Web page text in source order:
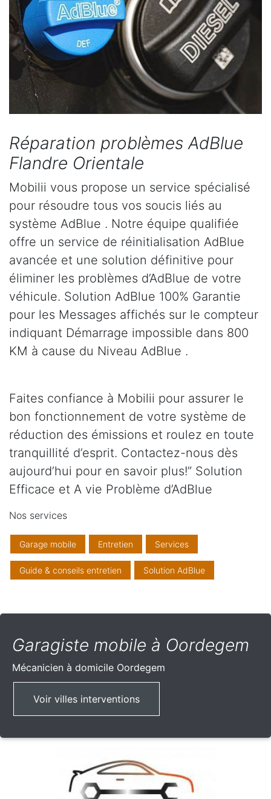
Réparation problèmes AdBlue
Flandre Orientale
Mobilii vous propose un service spécialisé
pour résoudre tous vos soucis liés au
système AdBlue . Notre équipe qualifiée
offre un service de réinitialisation AdBlue
avancée et une solution définitive pour
éliminer les problèmes d’AdBlue de votre
véhicule. Solution AdBlue 100% Garantie
pour les Messages affichés sur le compteur
indiquant Démarrage impossible dans 800
KM à cause du Niveau AdBlue .
Faites confiance à Mobilii pour assurer le
bon fonctionnement de votre système de
réduction des émissions et roulez en toute
tranquillité d’esprit. Contactez-nous dès
aujourd’hui pour en savoir plus!” Solution
Efficace et A vie Problème d’AdBlue
Nos services
Garage mobile Entretien Services
Guide & conseils entretien Solution AdBlue
Garagiste mobile à Oordegem
Mécanicien à domicile Oordegem
Voir villes interventions